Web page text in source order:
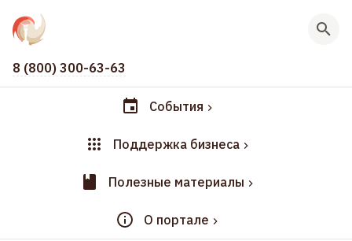
8 (800) 300-63-63
События
Поддержка бизнеса
Полезные материалы
О портале